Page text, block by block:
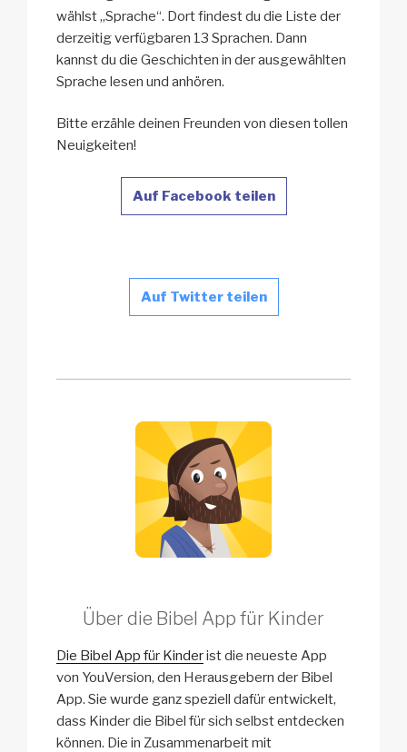
wählst „Sprache“. Dort findest du die Liste der
derzeitig verfügbaren 13 Sprachen. Dann
kannst du die Geschichten in der ausgewählten
Sprache lesen und anhören.
Bitte erzähle deinen Freunden von diesen tollen
Neuigkeiten!
Auf Facebook teilen
Auf Twitter teilen
Über die Bibel App für Kinder
Die Bibel App für Kinderist die neueste App
von YouVersion, den Herausgebern der Bibel
App. Sie wurde ganz speziell dafür entwickelt,
dass Kinder die Bibel für sich selbst entdecken
können. Die in Zusammenarbeit mit